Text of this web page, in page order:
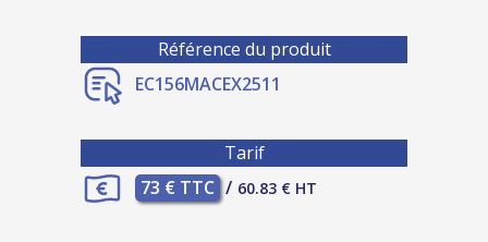
Référence du produit
EC156MACEX2511
Tarif
73 € TTC / 60.83 € HT